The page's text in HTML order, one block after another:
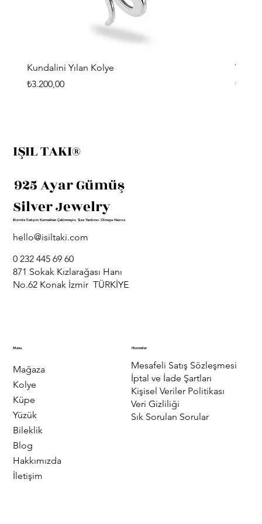
Kundalini Yılan Kolye
Fiyat
₺3.200,00
Fiyat
IŞIL TAKI®
925 Ayar Gümüş
Silver Jewelry
Bizimle İletişim Kurmaktan Çekinmeyin, Size Yardımcı Olmaya Hazırız.
hello@isiltaki.com
0 232 445 69 60
871 Sokak Kızlarağası Hanı
No.62 Konak İzmir TÜRKİYE
Menu
Mağaza
Kolye
Küpe
Yüzük
Bileklik
Blog
Hakkımızda
İletişim
Hizmetler
Mesafeli Satış Sözleşmesi
İptal ve İade Şartları
Kişisel Veriler Politikası
Veri Gizliliği
Sık Sorulan Sorular